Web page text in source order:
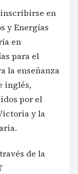
en
y Energías
en
para el
la enseñanza
inglés,
por el
y la
de la